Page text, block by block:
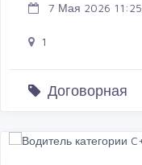
7 Мая 2026 11:25
1
Договорная